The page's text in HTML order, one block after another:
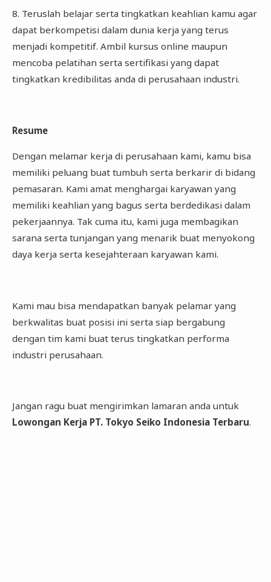
8. Teruslah belajar serta tingkatkan keahlian kamu agar
dapat berkompetisi dalam dunia kerja yang terus
menjadi kompetitif. Ambil kursus online maupun
mencoba pelatihan serta sertifikasi yang dapat
tingkatkan kredibilitas anda di perusahaan industri.
Resume
Dengan melamar kerja di perusahaan kami, kamu bisa
memiliki peluang buat tumbuh serta berkarir di bidang
pemasaran. Kami amat menghargai karyawan yang
memiliki keahlian yang bagus serta berdedikasi dalam
pekerjaannya. Tak cuma itu, kami juga membagikan
sarana serta tunjangan yang menarik buat menyokong
daya kerja serta kesejahteraan karyawan kami.
Kami mau bisa mendapatkan banyak pelamar yang
berkwalitas buat posisi ini serta siap bergabung
dengan tim kami buat terus tingkatkan performa
industri perusahaan.
Jangan ragu buat mengirimkan lamaran anda untuk
Lowongan Kerja PT. Tokyo Seiko Indonesia Terbaru.